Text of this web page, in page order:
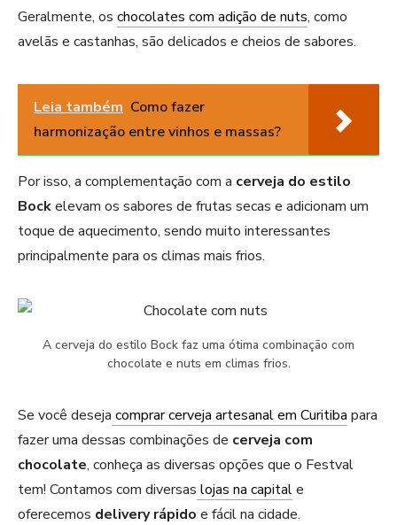
Geralmente, os chocolates com adição de nuts, como
avelãs e castanhas, são delicados e cheios de sabores.
Leia também Como fazer
harmonização entre vinhos e massas?
Por isso, a complementação com a cerveja do estilo
Bockelevam os sabores de frutas secas e adicionam um
toque de aquecimento, sendo muito interessantes
principalmente para os climas mais frios.
A cerveja do estilo Bock faz uma ótima combinação com
chocolate e nuts em climas frios.
Se você deseja comprar cerveja artesanal em Curitiba para
fazer uma dessas combinações de cerveja com
chocolate, conheça as diversas opções que o Festval
tem! Contamos com diversas lojas na capitale
oferecemos delivery rápido e fácil na cidade.